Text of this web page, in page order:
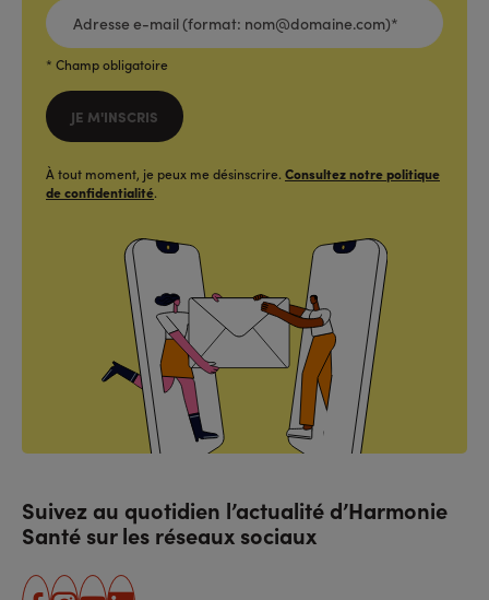
ADRESSE
E-
MAIL
(FORMAT:
NOM@DOMAINE.COM)*
* Champ obligatoire
JE M'INSCRIS
À tout moment, je peux me désinscrire. Consultez notre politique
de confidentialité.
Suivez au quotidien l’actualité d’Harmonie
Santé sur les réseaux sociaux